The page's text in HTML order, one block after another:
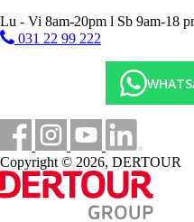
Lu - Vi 8am-20pm l Sb 9am-18
031 22 99 222
Copyright © 2026, DERTOUR